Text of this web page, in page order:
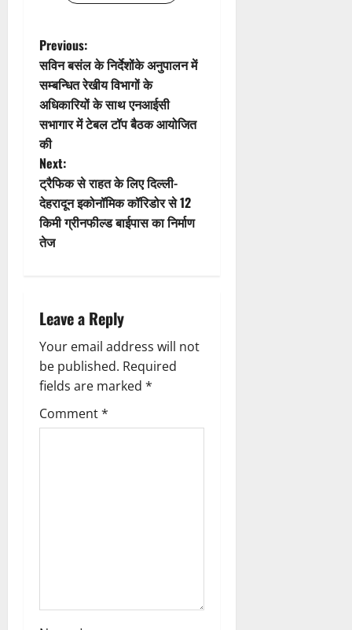
t
i
o
n
P
o
s
t
n
a
v
g
a
t
i
Previous:
सविन बसंल के निर्देशोंके अनुपालन में
सम्बन्धित रेखीय विभागों के
अधिकारियों के साथ एनआईसी
सभागार में टेबल टॉप बैठक आयोजित
की
Next:
ट्रैफिक से राहत के लिए दिल्ली-
देहरादून इकोनॉमिक कॉरिडोर से 12
किमी ग्रीनफील्ड बाईपास का निर्माण
तेज
Leave a Reply
Your email address will not
be published. Required
fields are marked *
Comment*